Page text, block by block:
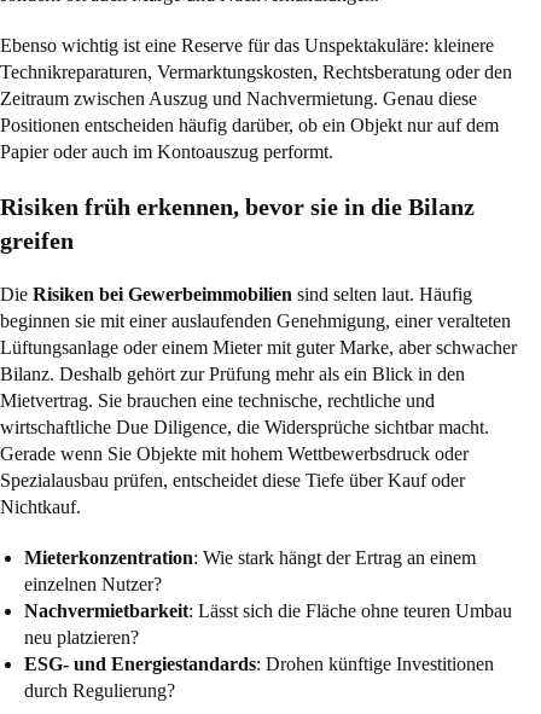
Ebenso wichtig ist eine Reserve für das Unspektakuläre: kleinere
Technikreparaturen, Vermarktungskosten, Rechtsberatung oder den
Zeitraum zwischen Auszug und Nachvermietung. Genau diese
Positionen entscheiden häufig darüber, ob ein Objekt nur auf dem
Papier oder auch im Kontoauszug performt.
Risiken früh erkennen, bevor sie in die Bilanz
greifen
Die Risiken bei Gewerbeimmobilien sind selten laut. Häufig
beginnen sie mit einer auslaufenden Genehmigung, einer veralteten
Lüftungsanlage oder einem Mieter mit guter Marke, aber schwacher
Bilanz. Deshalb gehört zur Prüfung mehr als ein Blick in den
Mietvertrag. Sie brauchen eine technische, rechtliche und
wirtschaftliche Due Diligence, die Widersprüche sichtbar macht.
Gerade wenn Sie Objekte mit hohem Wettbewerbsdruck oder
Spezialausbau prüfen, entscheidet diese Tiefe über Kauf oder
Nichtkauf.
Mieterkonzentration: Wie stark hängt der Ertrag an einem
einzelnen Nutzer?
Nachvermietbarkeit: Lässt sich die Fläche ohne teuren Umbau
neu platzieren?
ESG- und Energiestandards: Drohen künftige Investitionen
durch Regulierung?